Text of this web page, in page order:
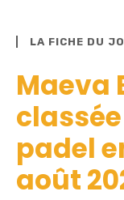
LA FICHE DU
Maeva
padel
août